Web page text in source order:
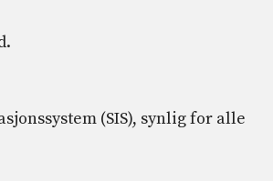
(SIS), synlig for alle